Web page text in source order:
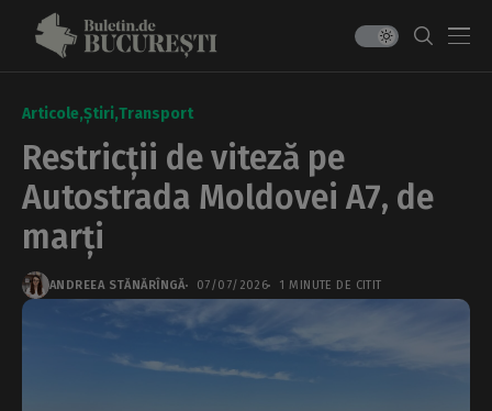
Articole Știri Transport
Restricții de viteză pe
Autostrada Moldovei A7, de
marți
ANDREEA STĂNĂRÎNGĂ 07/07/2026 1 MINUTE DE CITIT